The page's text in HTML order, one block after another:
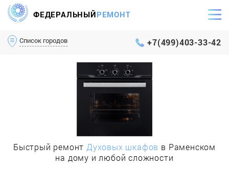
ФЕДЕРАЛЬНЫЙРЕМОНТ
Список городов +7(499)403-33-42
Быстрый ремонт Духовых шкафов в Раменском
на дому и любой сложности